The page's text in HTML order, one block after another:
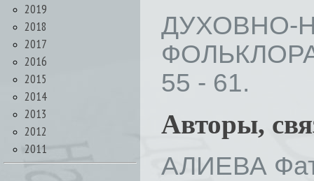
2019
2018
2017
2016
2015
2014
2013
2012
2011
55 - 61.
Авторы,
АЛИЕВА